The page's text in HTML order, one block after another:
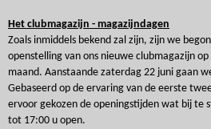
Het clubmagazijn - magazijndagen
Zoals inmiddels bekend zal zijn, zijn we
openstelling van ons nieuwe clubmagazijn
maand. Aanstaande zaterdag 22 juni gaan
Gebaseerd op de ervaring van de eerste
ervoor gekozen de openingstijden wat bij te
tot 17:00 u open.